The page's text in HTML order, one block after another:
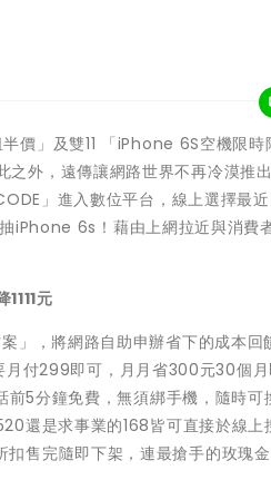
」及雙11 「iPhone 6S空機限時
外，遠傳讓網路世界不再冷漠推
」進入數位平台，線上選擇最
6s！藉由上網拉近與消費
元
」，將網路自助申辦省下的成本回
付299即可，月月省300元30個
5分鐘免費，無須綁手機，隨時可
還是求事業的168皆可直接於線上
扣售完隨即下架，連最搶手的玫瑰